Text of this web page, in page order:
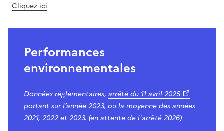
Cliquez ici
Performances
environnementales
Données réglementaires, arrêté du 11 avril 2025
portant sur l’année 2023, ou la moyenne des années
2021, 2022 et 2023. (en attente de l'arrêté 2026)